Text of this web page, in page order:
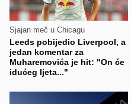
Sjajan meč u Chicagu
Leeds pobijedio Liverpool, a
jedan komentar za
Muharemovića je hit: "On će
idućeg ljeta..."